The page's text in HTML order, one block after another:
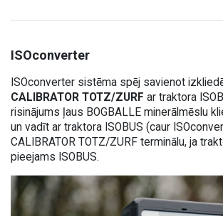
ISOconverter
ISOconverter sistēma spēj savienot
CALIBRATOR TOTZ/ZURF ar traktora
risinājums ļaus BOGBALLE minerālmēslu
un vadīt ar traktora ISOBUS (caur
CALIBRATOR TOTZ/ZURF terminālu, ja
pieejams ISOBUS.